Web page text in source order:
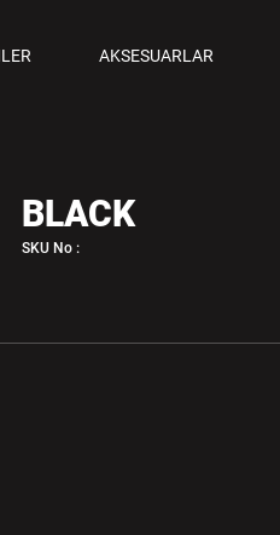
TABANCALARAKSESUARLAR
BLACK
SKU No :